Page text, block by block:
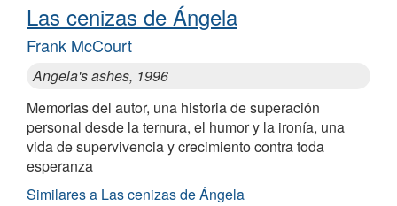
Las cenizas de Ángela
Frank McCourt
Angela's ashes, 1996
Memorias del autor, una historia de superación
personal desde la ternura, el humor y la ironía, una
vida de supervivencia y crecimiento contra toda
esperanza
Similares a Las cenizas de Ángela